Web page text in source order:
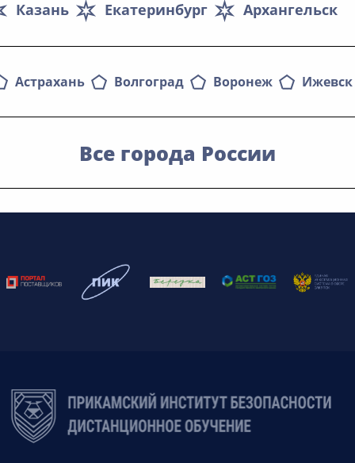
Архангельск
Екатеринбург
Казань
Астрахань Волгоград Воронеж Ижевск
Все города России